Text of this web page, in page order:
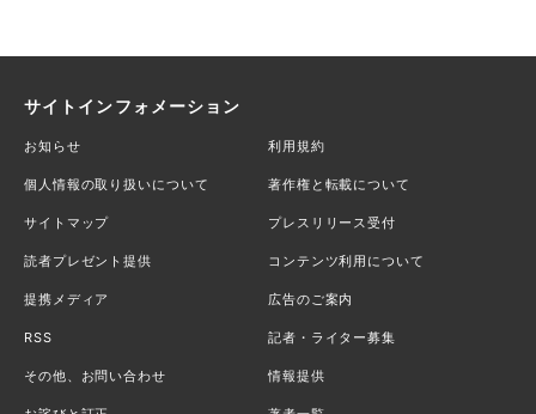
サイトインフォメーション
お知らせ 利用規約
個人情報の取り扱いについて 著作権と転載について
サイトマップ プレスリリース受付
読者プレゼント提供 コンテンツ利用について
提携メディア 広告のご案内
RSS 記者・ライター募集
その他、お問い合わせ 情報提供